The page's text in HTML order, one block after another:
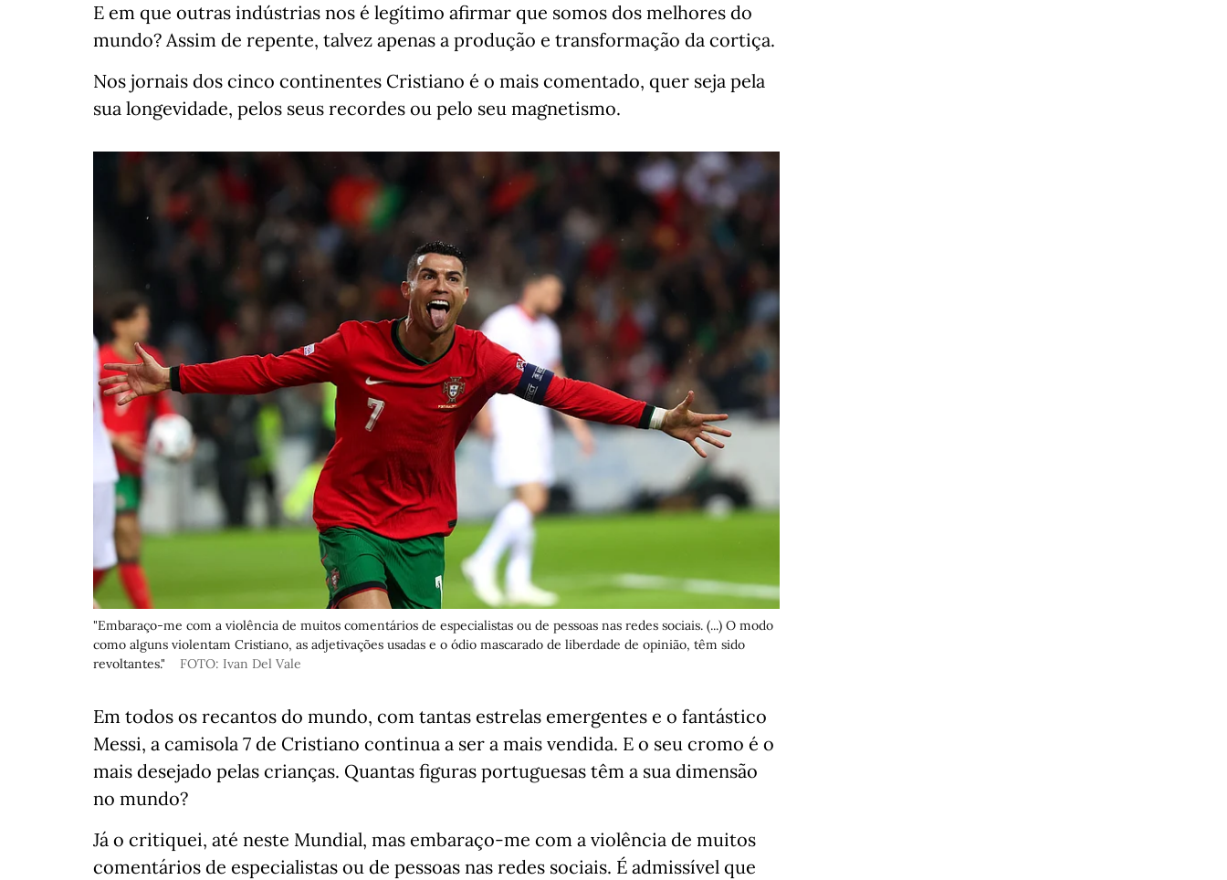
E em que outras indústrias nos é legítimo afirmar que somos dos melhores do
mundo? Assim de repente, talvez apenas a produção e transformação da cortiça.
Nos jornais dos cinco continentes Cristiano é o mais comentado, quer seja pela
sua longevidade, pelos seus recordes ou pelo seu magnetismo.
"Embaraço-me com a violência de muitos comentários de especialistas ou de pessoas nas redes sociais. (...) O modo
como alguns violentam Cristiano, as adjetivações usadas e o ódio mascarado de liberdade de opinião, têm sido
revoltantes."
FOTO: Ivan Del Vale
Em todos os recantos do mundo, com tantas estrelas emergentes e o fantástico
Messi, a camisola 7 de Cristiano continua a ser a mais vendida. E o seu cromo é o
mais desejado pelas crianças. Quantas figuras portuguesas têm a sua dimensão
no mundo?
Já o critiquei, até neste Mundial, mas embaraço-me com a violência de muitos
comentários de especialistas ou de pessoas nas redes sociais. É admissível que